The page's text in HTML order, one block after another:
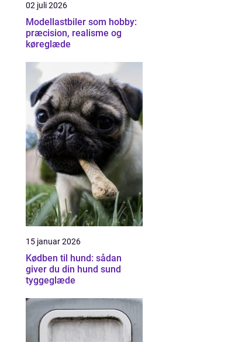
02 juli 2026
Modellastbiler som hobby:
præcision, realisme og
køreglæde
15 januar 2026
Kødben til hund: sådan
giver du din hund sund
tyggeglæde